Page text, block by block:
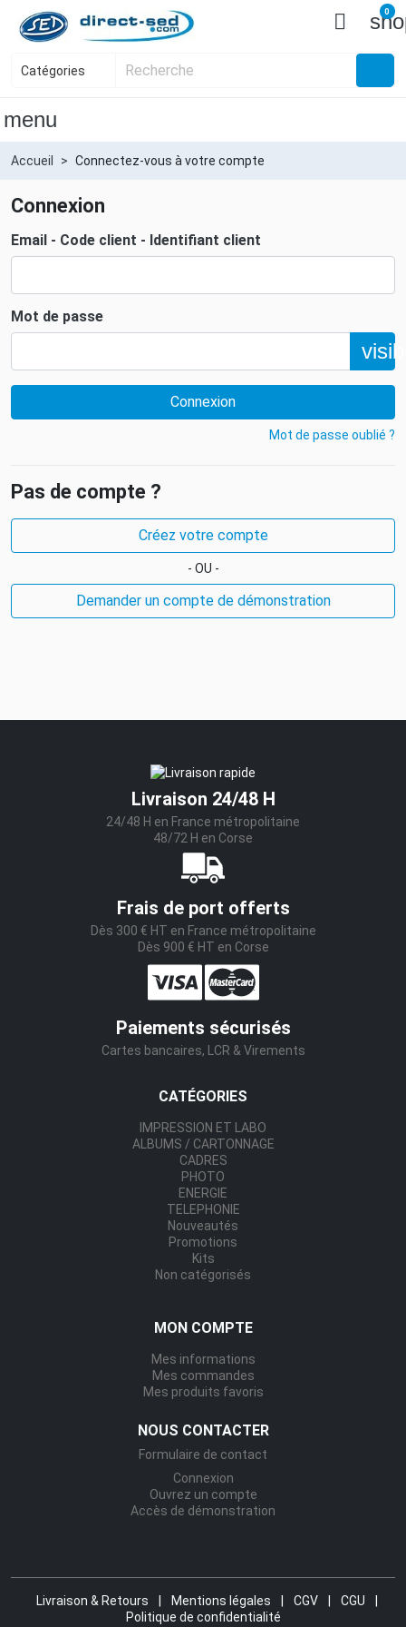
 0
menu
Accueil Connectez-vous à votre compte
Connexion
Email - Code client - Identifiant client
Mot de passe
Connexion
Mot de passe oublié ?
Pas de compte ?
Créez votre compte
- OU -
Demander un compte de démonstration
Livraison 24/48 H
24/48 H en France métropolitaine
48/72 H en Corse
Frais de port offerts
Dès 300 € HT en France métropolitaine
Dès 900 € HT en Corse
Paiements sécurisés
Cartes bancaires, LCR & Virements
CATÉGORIES
IMPRESSION ET LABO
ALBUMS / CARTONNAGE
CADRES
PHOTO
ENERGIE
TELEPHONIE
Nouveautés
Promotions
Kits
Non catégorisés
MON COMPTE
Mes informations
Mes commandes
Mes produits favoris
NOUS CONTACTER
Formulaire de contact
Connexion
Ouvrez un compte
Accès de démonstration
Livraison & Retours Mentions légales CGV CGU
Politique de confidentialité